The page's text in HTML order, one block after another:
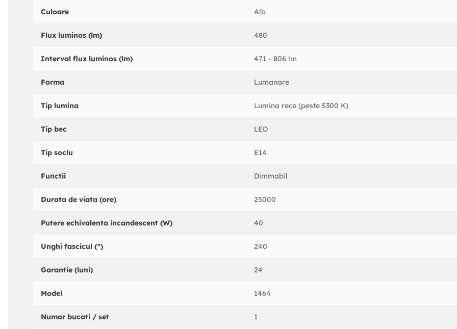
Culoare Alb
Flux luminos (lm) 480
Interval flux luminos (lm) 471 - 806 lm
Forma Lumanare
Tip lumina Lumina rece (peste 5300 K)
Tip bec LED
Tip soclu E14
Functii Dimmabil
Durata de viata (ore) 25000
Putere echivalenta incandescent (W) 40
Unghi fascicul (°) 240
Garantie (luni) 24
Model 1464
Numar bucati / set 1